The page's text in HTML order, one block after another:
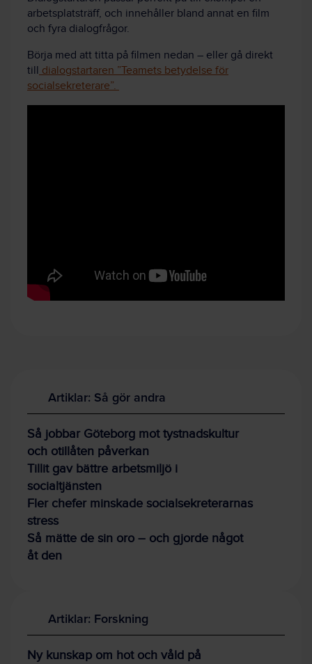
arbetsplatsträff, och innehåller bland annat en film
och fyra dialogfrågor.
Börja med att titta på filmen nedan – eller gå direkt
till dialogstartaren ”Teamets betydelse för
socialsekreterare”.
Artiklar: Så gör andra
Så jobbar Göteborg mot tystnadskultur
och otillåten påverkan
Tillit gav bättre arbetsmiljö i
socialtjänsten
Fler chefer minskade socialsekreterarnas
stress
Så mätte de sin oro – och gjorde något
åt den
Artiklar: Forskning
Ny kunskap om hot och våld på